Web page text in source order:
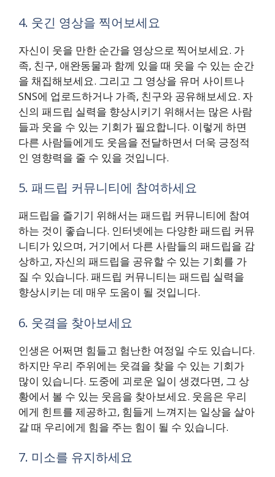
4. 웃긴 영상을 찍어보세요
자신이 웃을 만한 순간을 영상으로 찍어보세요. 가
족, 친구, 애완동물과 함께 있을 때 웃을 수 있는 순간
을 채집해보세요. 그리고 그 영상을 유머 사이트나
SNS에 업로드하거나 가족, 친구와 공유해보세요. 자
신의 패드립 실력을 향상시키기 위해서는 많은 사람
들과 웃을 수 있는 기회가 필요합니다. 이렇게 하면
다른 사람들에게도 웃음을 전달하면서 더욱 긍정적
인 영향력을 줄 수 있을 것입니다.
5. 패드립 커뮤니티에 참여하세요
패드립을 즐기기 위해서는 패드립 커뮤니티에 참여
하는 것이 좋습니다. 인터넷에는 다양한 패드립 커뮤
니티가 있으며, 거기에서 다른 사람들의 패드립을 감
상하고, 자신의 패드립을 공유할 수 있는 기회를 가
질 수 있습니다. 패드립 커뮤니티는 패드립 실력을
향상시키는 데 매우 도움이 될 것입니다.
6. 웃곀을 찾아보세요
인생은 어쩌면 힘들고 험난한 여정일 수도 있습니다.
하지만 우리 주위에는 웃곀을 찾을 수 있는 기회가
많이 있습니다. 도중에 괴로운 일이 생겼다면, 그 상
황에서 볼 수 있는 웃음을 찾아보세요. 웃음은 우리
에게 힌트를 제공하고, 힘들게 느껴지는 일상을 살아
갈 때 우리에게 힘을 주는 힘이 될 수 있습니다.
7. 미소를 유지하세요